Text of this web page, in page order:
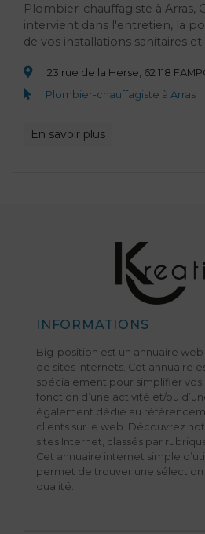
Plombier-chauffagiste à Arras,
intervient dans l'entretien, la
de vos installations sanitaires
23 rue de la Herse, 62 118
Plombier-chauffagiste à Arras
En savoir plus
INFORMATIONS
Big-position est un annuaire
de sites internets. Cet annuaire
spécialement pour simplifier
fonction d’une activité et/ou
également dédié au
clients sur le web. Découvrez
sites Internet, classés par
Cet annuaire internet simple
permet de trouver une
qualité.